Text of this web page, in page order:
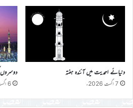
دنیائے احمدیت میں آئندہ ہفتہ
7 اگست 2026ء
دوسروں
6 اگست 2026ء